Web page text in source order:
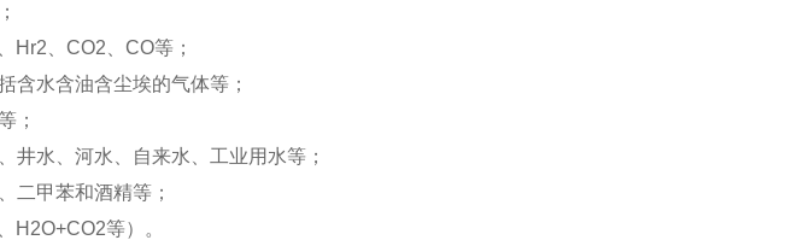
Hr2 CO2 CO等；
含水含油含尘埃的气体等；
；
井水、河水、自来水、工业用水等；
二甲苯和酒精等；
H 2O+CO2等）。